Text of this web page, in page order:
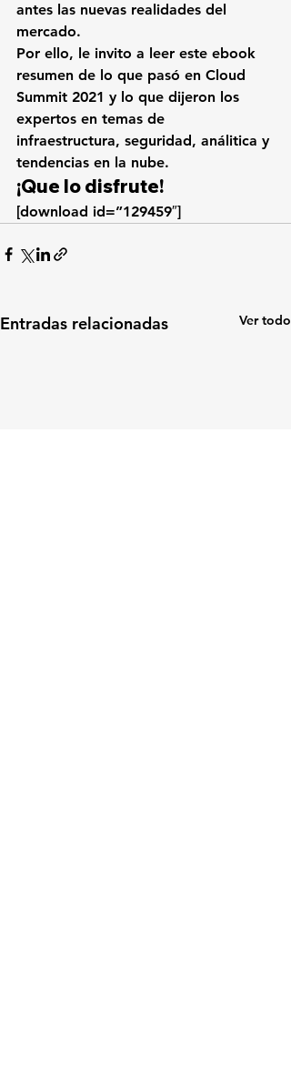
antes las nuevas realidades del
mercado.
Por ello, le invito a leer este ebook
resumen de lo que pasó en Cloud
Summit 2021 y lo que dijeron los
expertos en temas de
infraestructura, seguridad, análitica y
tendencias en la nube.
¡Que lo disfrute!
[download id=”129459″]
Entradas relacionadas Ver todo